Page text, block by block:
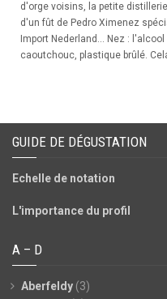
d'orge voisins, la petite
d'un fût de Pedro Ximenez
Import Nederland... Nez :
caoutchouc, plastique brûlé.
GUIDE DE DÉGUSTATION
Echelle de notation
L'importance du profil
A – D
Aberfeldy (3)